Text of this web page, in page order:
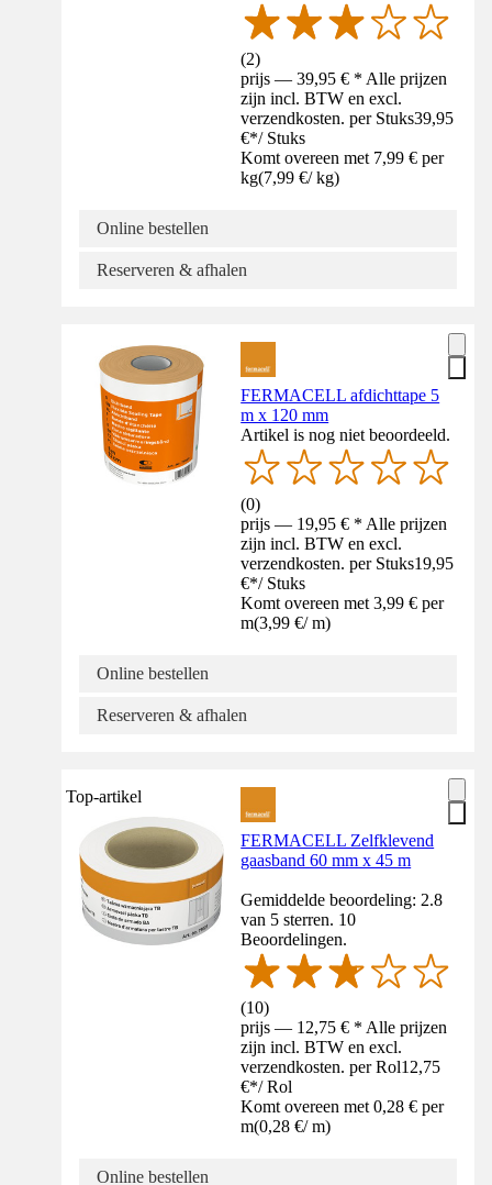
(2)
prijs — 39,95 € * Alle prijzen
zijn incl. BTW en excl.
verzendkosten. per Stuks39,95
€*/ Stuks
Komt overeen met 7,99 € per
kg(7,99 €/ kg)
Online bestellen
Reserveren & afhalen
FERMACELL afdichttape 5
m x 120 mm
Artikel is nog niet beoordeeld.
(0)
prijs — 19,95 € * Alle prijzen
zijn incl. BTW en excl.
verzendkosten. per Stuks19,95
€*/ Stuks
Komt overeen met 3,99 € per
m(3,99 €/ m)
Online bestellen
Reserveren & afhalen
Top-artikel
FERMACELL Zelfklevend
gaasband 60 mm x 45 m
Gemiddelde beoordeling: 2.8
van 5 sterren. 10
Beoordelingen.
(10)
prijs — 12,75 € * Alle prijzen
zijn incl. BTW en excl.
verzendkosten. per Rol12,75
€*/ Rol
Komt overeen met 0,28 € per
m(0,28 €/ m)
Online bestellen